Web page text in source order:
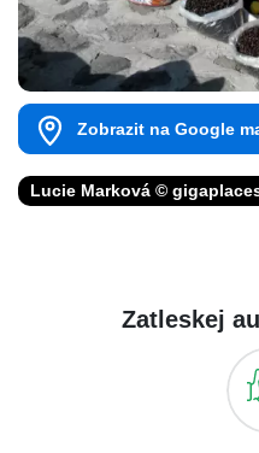
Zobrazit na Google
Lucie Marková ©
Zatleskej